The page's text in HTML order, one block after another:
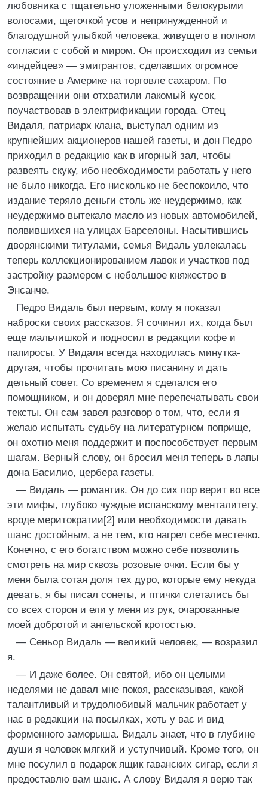
любовника с тщательно уложенными белокурыми
волосами, щеточкой усов и непринужденной и
благодушной улыбкой человека, живущего в полном
согласии с собой и миром. Он происходил из семьи
«индейцев» — эмигрантов, сделавших огромное
состояние в Америке на торговле сахаром. По
возвращении они отхватили лакомый кусок,
поучаствовав в электрификации города. Отец
Видаля, патриарх клана, выступал одним из
крупнейших акционеров нашей газеты, и дон Педро
приходил в редакцию как в игорный зал, чтобы
развеять скуку, ибо необходимости работать у него
не было никогда. Его нисколько не беспокоило, что
издание теряло деньги столь же неудержимо, как
неудержимо вытекало масло из новых автомобилей,
появившихся на улицах Барселоны. Насытившись
дворянскими титулами, семья Видаль увлекалась
теперь коллекционированием лавок и участков под
застройку размером с небольшое княжество в
Энсанче.
Педро Видаль был первым, кому я показал
наброски своих рассказов. Я сочинил их, когда был
еще мальчишкой и подносил в редакции кофе и
папиросы. У Видаля всегда находилась минутка-
другая, чтобы прочитать мою писанину и дать
дельный совет. Со временем я сделался его
помощником, и он доверял мне перепечатывать свои
тексты. Он сам завел разговор о том, что, если я
желаю испытать судьбу на литературном поприще,
он охотно меня поддержит и поспособствует первым
шагам. Верный слову, он бросил меня теперь в лапы
дона Басилио, цербера газеты.
— Видаль — романтик. Он до сих пор верит во все
эти мифы, глубоко чуждые испанскому менталитету,
вроде меритократии[2] или необходимости давать
шанс достойным, а не тем, кто нагрел себе местечко.
Конечно, с его богатством можно себе позволить
смотреть на мир сквозь розовые очки. Если бы у
меня была сотая доля тех дуро, которые ему некуда
девать, я бы писал сонеты, и птички слетались бы
со всех сторон и ели у меня из рук, очарованные
моей добротой и ангельской кротостью.
— Сеньор Видаль — великий человек, — возразил
я.
— И даже более. Он святой, ибо он целыми
неделями не давал мне покоя, рассказывая, какой
талантливый и трудолюбивый мальчик работает у
нас в редакции на посылках, хоть у вас и вид
форменного заморыша. Видаль знает, что в глубине
души я человек мягкий и уступчивый. Кроме того, он
мне посулил в подарок ящик гаванских сигар, если я
предоставлю вам шанс. А слову Видаля я верю так